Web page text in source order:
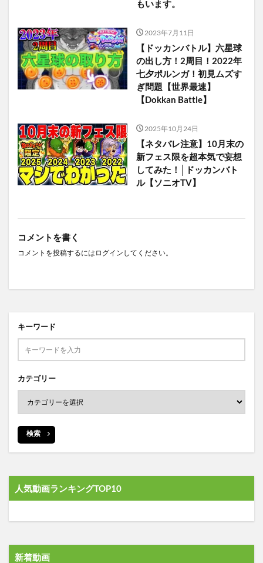
もいます。
2023年7月11日
【ドッカンバトル】六星球
の出し方！2周目！2022年
七夕ポルンガ！初見ムズす
ぎ問題【世界最速】
【Dokkan Battle】
2025年10月24日
【ネタバレ注意】10月末の
新フェス限を超本気で妄想
してみた！│ドッカンバト
ル【ソニオTV】
コメントを書く
コメントを投稿するには ログイン してください。
キーワード
カテゴリー
検索
人気動画ランキングTOP10
新着動画